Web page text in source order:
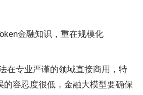
金融知识，重在规模化
在专业严谨的领域直接商用，特
的容忍度很低，金融大模型要确保